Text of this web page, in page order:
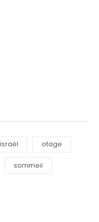
israël otage
sommeil